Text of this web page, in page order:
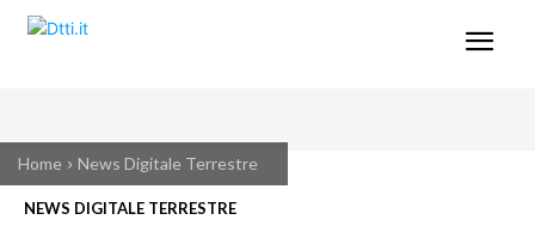
Home News Digitale Terrestre
NEWS DIGITALE TERRESTRE